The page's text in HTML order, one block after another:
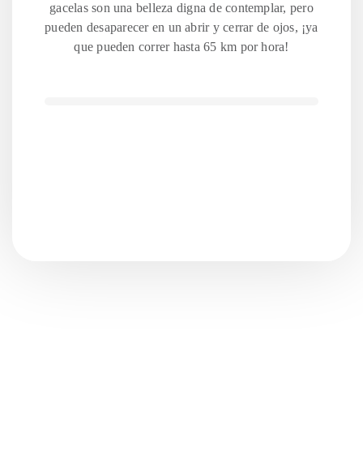
gacelas son una belleza digna de contemplar, pero
pueden desaparecer en un abrir y cerrar de ojos, ¡ya
que pueden correr hasta 65 km por hora!